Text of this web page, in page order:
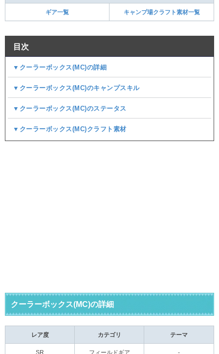
ギア一覧 キャンプ場クラフト素材一覧
目次
▼クーラーボックス(MC)の詳細
▼クーラーボックス(MC)のキャンプスキル
▼クーラーボックス(MC)のステータス
▼クーラーボックス(MC)クラフト素材
クーラーボックス(MC)の詳細
レア度 カテゴリ テーマ
SR フィールドギア -